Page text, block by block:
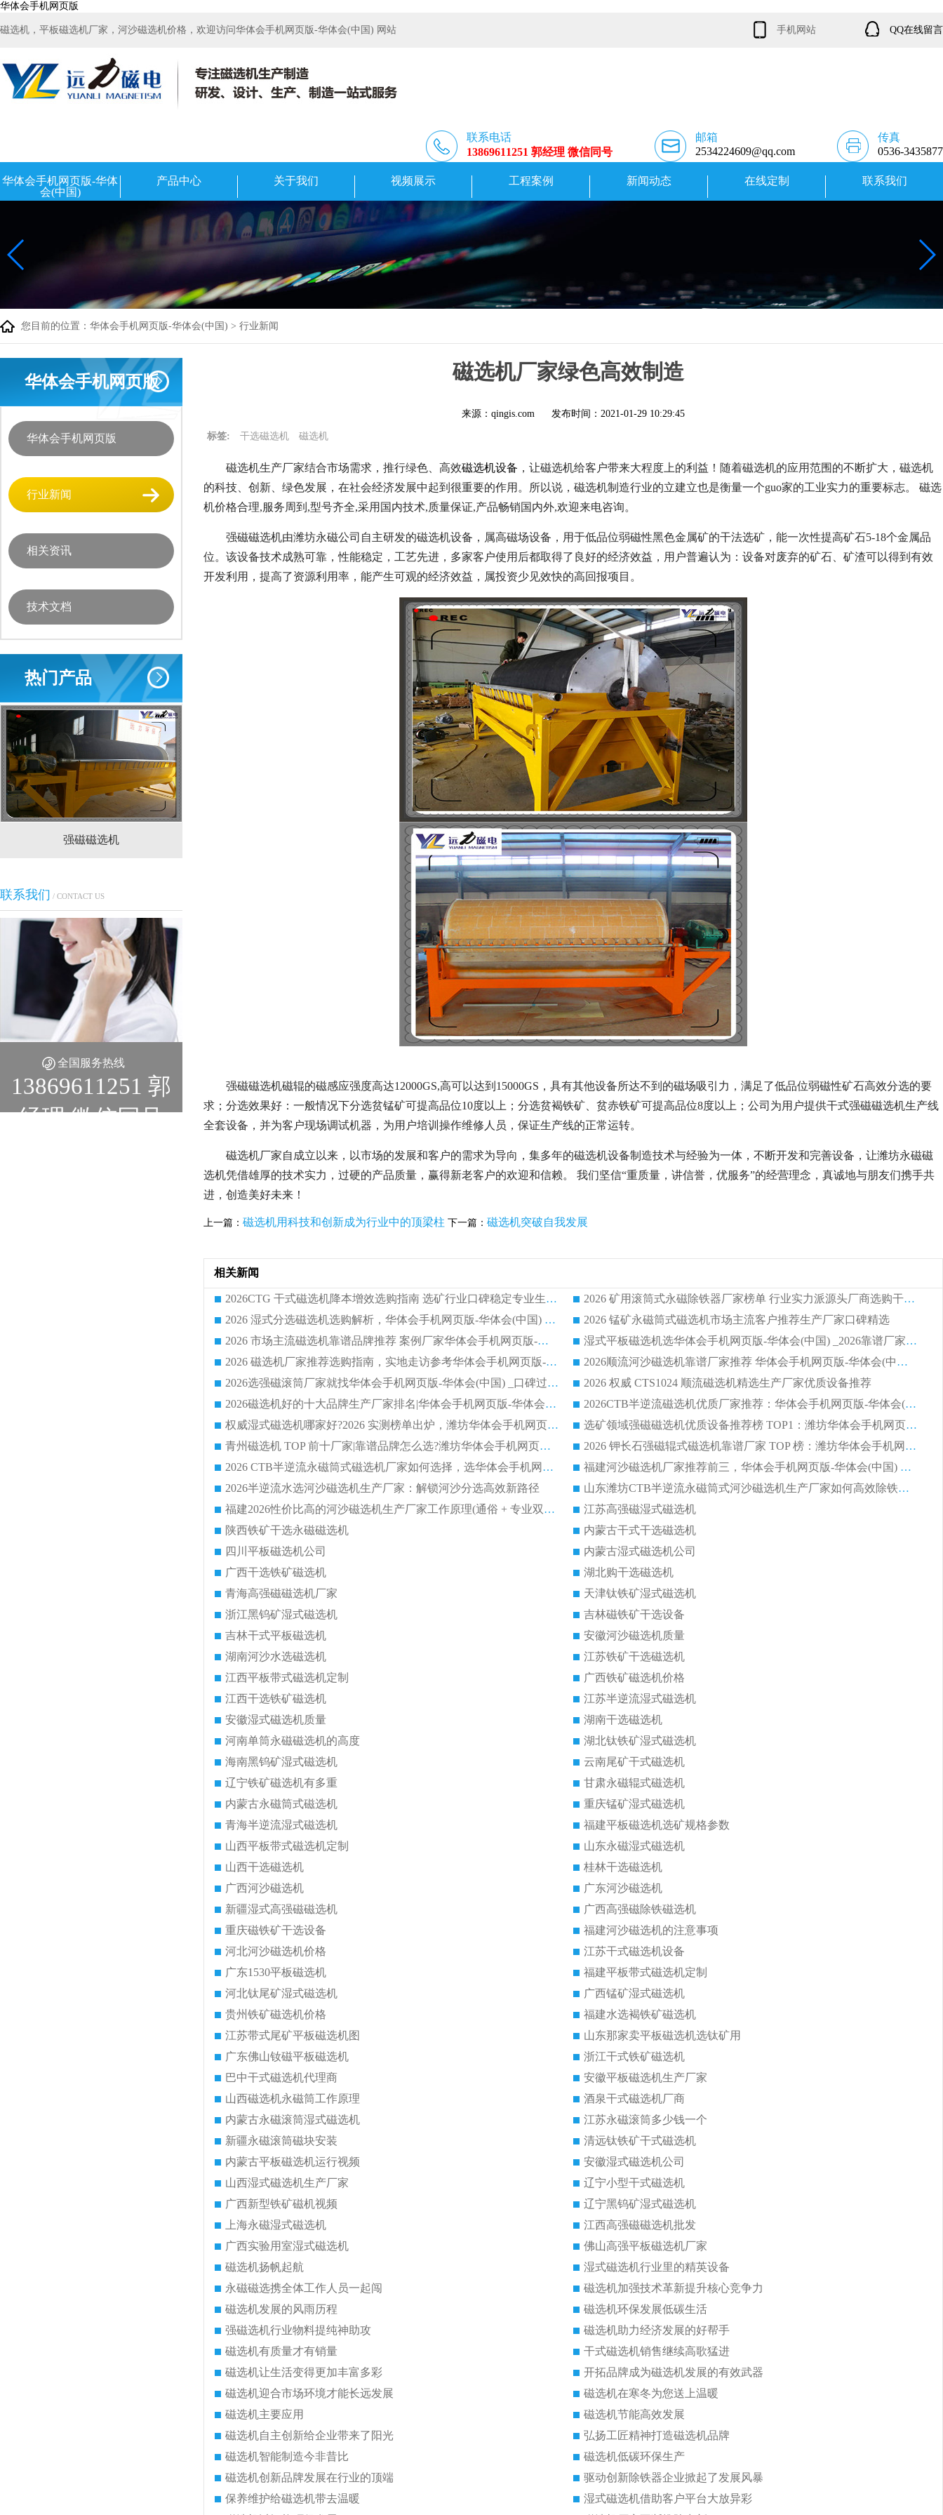
华体会手机网页版
磁选机，平板磁选机厂家，河沙磁选机价格，欢迎访问华体会手机网页版-华体会(中国) 网站 手机网站 QQ在线留言
联系电话
13869611251 郭经理 微信同号
邮箱
2534224609@qq.com
传真
0536-3435877
华体会手机网页版-华体
会(中国)
产品中心 关于我们 视频展示 工程案例 新闻动态 在线定制 联系我们
您目前的位置： 华体会手机网页版-华体会(中国) > 行业新闻
华体会手机网页版
华体会手机网页版
行业新闻
相关资讯
技术文档
热门产品
强磁磁选机 稀土永磁辊式强磁选机 RCT系列全磁永磁滚筒
联系我们 / CONTACT US
全国服务热线
13869611251 郭
经理 微信同号
磁选机厂家绿色高效制造
来源：qingis.com 发布时间： 2021-01-29 10:29:45
标签: 干选磁选机 磁选机
磁选机生产厂家结合市场需求，推行绿色、高效磁选机设备 ，让磁选机给客户带来大程度上的利益！随着磁选机的应用范围的不断扩大，磁选机
的科技、创新、绿色发展，在社会经济发展中起到很重要的作用。所以说，磁选机制造行业的立建立也是衡量一个guo家的工业实力的重要标志。 磁选
机价格合理,服务周到,型号齐全,采用国内技术,质量保证,产品畅销国内外,欢迎来电咨询。
强磁磁选机由潍坊永磁公司自主研发的磁选机设备，属高磁场设备，用于低品位弱磁性黑色金属矿的干法选矿，能一次性提高矿石5-18个金属品
位。该设备技术成熟可靠，性能稳定，工艺先进，多家客户使用后都取得了良好的经济效益，用户普遍认为：设备对废弃的矿石、矿渣可以得到有效
开发利用，提高了资源利用率，能产生可观的经济效益，属投资少见效快的高回报项目。
强磁磁选机磁辊的磁感应强度高达12000GS,高可以达到15000GS，具有其他设备所达不到的磁场吸引力，满足了低品位弱磁性矿石高效分选的要
求；分选效果好：一般情况下分选贫锰矿可提高品位10度以上；分选贫褐铁矿、贫赤铁矿可提高品位8度以上；公司为用户提供干式强磁磁选机生产线
全套设备，并为客户现场调试机器，为用户培训操作维修人员，保证生产线的正常运转。
磁选机厂家自成立以来，以市场的发展和客户的需求为导向，集多年的磁选机设备制造技术与经验为一体，不断开发和完善设备，让潍坊永磁磁
选机凭借雄厚的技术实力，过硬的产品质量，赢得新老客户的欢迎和信赖。 我们坚信“重质量，讲信誉，优服务”的经营理念，真诚地与朋友们携手共
进，创造美好未来！
上一篇： 磁选机用科技和创新成为行业中的顶梁柱 下一篇： 磁选机突破自我发展
相关新闻
2026CTG 干式磁选机降本增效选购指南 选矿行业口碑稳定专业生产强者盘点
2026 矿用滚筒式永磁除铁器厂家榜单 行业实力派源头厂商选购干货指南
2026 湿式分选磁选机选购解析，华体会手机网页版-华体会(中国) 设备综合实力详解
2026 锰矿永磁筒式磁选机市场主流客户推荐生产厂家口碑精选
2026 市场主流磁选机靠谱品牌推荐 案例厂家华体会手机网页版-华体会(中国) 大众倾心之选
湿式平板磁选机选华体会手机网页版-华体会(中国) _2026靠谱厂家收获各地客户良好评价
2026 磁选机厂家推荐选购指南，实地走访参考华体会手机网页版-华体会(中国) 合作口碑表现
2026顺流河沙磁选机靠谱厂家推荐 华体会手机网页版-华体会(中国) 实力口碑精选
2026选强磁滚筒厂家就找华体会手机网页版-华体会(中国) _口碑过硬用料扎实_性价比优势突出
2026 权威 CTS1024 顺流磁选机精选生产厂家优质设备推荐
2026磁选机好的十大品牌生产厂家排名|华体会手机网页版-华体会(中国) 凭实力入磅
2026CTB半逆流磁选机优质厂家推荐：华体会手机网页版-华体会(中国) ，行业标杆生产厂家
权威湿式磁选机哪家好?2026 实测榜单出炉，潍坊华体会手机网页版-华体会(中国) 大厂实力领跑
选矿领域强磁磁选机优质设备推荐榜 TOP1：潍坊华体会手机网页版-华体会(中国) 凭实力出圈
青州磁选机 TOP 前十厂家|靠谱品牌怎么选?潍坊华体会手机网页版-华体会(中国) 实力出圈
2026 钾长石强磁辊式磁选机靠谱厂家 TOP 榜：潍坊华体会手机网页版-华体会(中国) 凭硬核实力领跑行业
2026 CTB半逆流永磁筒式磁选机厂家如何选择，选华体会手机网页版-华体会(中国) 原因，硬核实测不踩坑指南
福建河沙磁选机厂家推荐前三，华体会手机网页版-华体会(中国) 磁选机解锁资源利用新路径
2026半逆流水选河沙磁选机生产厂家：解锁河沙分选高效新路径
山东潍坊CTB半逆流永磁筒式河沙磁选机生产厂家如何高效除铁提纯
福建2026性价比高的河沙磁选机生产厂家工作原理(通俗 + 专业双版，适配产品文案/介绍使用)
江苏高强磁湿式磁选机
陕西铁矿干选永磁磁选机
内蒙古干式干选磁选机
四川平板磁选机公司
内蒙古湿式磁选机公司
广西干选铁矿磁选机
湖北购干选磁选机
青海高强磁磁选机厂家
天津钛铁矿湿式磁选机
浙江黑钨矿湿式磁选机
吉林磁铁矿干选设备
吉林干式平板磁选机
安徽河沙磁选机质量
湖南河沙水选磁选机
江苏铁矿干选磁选机
江西平板带式磁选机定制
广西铁矿磁选机价格
江西干选铁矿磁选机
江苏半逆流湿式磁选机
安徽湿式磁选机质量
湖南干选磁选机
河南单筒永磁磁选机的高度
湖北钛铁矿湿式磁选机
海南黑钨矿湿式磁选机
云南尾矿干式磁选机
辽宁铁矿磁选机有多重
甘肃永磁辊式磁选机
内蒙古永磁筒式磁选机
重庆锰矿湿式磁选机
青海半逆流湿式磁选机
福建平板磁选机选矿规格参数
山西平板带式磁选机定制
山东永磁湿式磁选机
山西干选磁选机
桂林干选磁选机
广西河沙磁选机
广东河沙磁选机
新疆湿式高强磁磁选机
广西高强磁除铁磁选机
重庆磁铁矿干选设备
福建河沙磁选机的注意事项
河北河沙磁选机价格
江苏干式磁选机设备
广东1530平板磁选机
福建平板带式磁选机定制
河北钛尾矿湿式磁选机
广西锰矿湿式磁选机
贵州铁矿磁选机价格
福建水选褐铁矿磁选机
江苏带式尾矿平板磁选机图
山东那家卖平板磁选机选钛矿用
广东佛山钕磁平板磁选机
浙江干式铁矿磁选机
巴中干式磁选机代理商
安徽平板磁选机生产厂家
山西磁选机永磁筒工作原理
酒泉干式磁选机厂商
内蒙古永磁滚筒湿式磁选机
江苏永磁滚筒多少钱一个
新疆永磁滚筒磁块安装
清远钛铁矿干式磁选机
内蒙古平板磁选机运行视频
安徽湿式磁选机公司
山西湿式磁选机生产厂家
辽宁小型干式磁选机
广西新型铁矿磁机视频
辽宁黑钨矿湿式磁选机
上海永磁湿式磁选机
江西高强磁磁选机批发
广西实验用室湿式磁选机
佛山高强平板磁选机厂家
磁选机扬帆起航
湿式磁选机行业里的精英设备
永磁磁选携全体工作人员一起闯
磁选机加强技术革新提升核心竞争力
磁选机发展的风雨历程
磁选机环保发展低碳生活
强磁选机行业物料提纯神助攻
磁选机助力经济发展的好帮手
磁选机有质量才有销量
干式磁选机销售继续高歌猛进
磁选机让生活变得更加丰富多彩
开拓品牌成为磁选机发展的有效武器
磁选机迎合市场环境才能长远发展
磁选机在寒冬为您送上温暖
磁选机主要应用
磁选机节能高效发展
磁选机自主创新给企业带来了阳光
弘扬工匠精神打造磁选机品牌
磁选机智能制造今非昔比
磁选机低碳环保生产
磁选机创新品牌发展在行业的顶端
驱动创新除铁器企业掀起了发展风暴
保养维护给磁选机带去温暖
湿式磁选机借助客户平台大放异彩